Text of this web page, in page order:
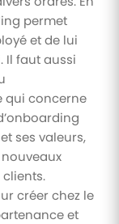
permet
et de lui
Il faut aussi
qui concerne
ses valeurs,
créer chez le
et